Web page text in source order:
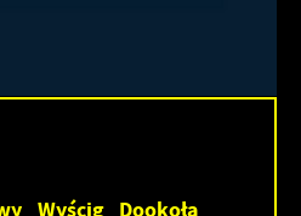
Wyścig Dookoła